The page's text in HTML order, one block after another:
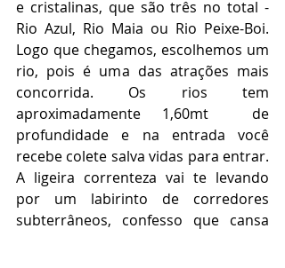
Rio Azul, Rio Maia ou Rio Peixe-Boi.
Logo que chegamos, escolhemos um
rio, pois é uma das atrações mais
concorrida. Os rios tem
aproximadamente 1,60mt  de
profundidade e na entrada você
recebe colete salva vidas para entrar.
A ligeira correnteza vai te levando
por um labirinto de corredores
subterrâneos, confesso que cansa